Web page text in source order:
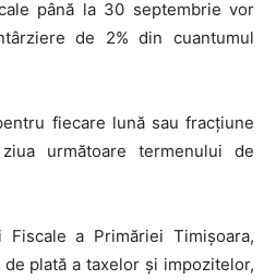
până la 30 septembrie vor
de 2% din cuantumul
fiecare lună sau fracțiune
următoare termenului de
a Primăriei Timișoara,
plată a taxelor și impozitelor,